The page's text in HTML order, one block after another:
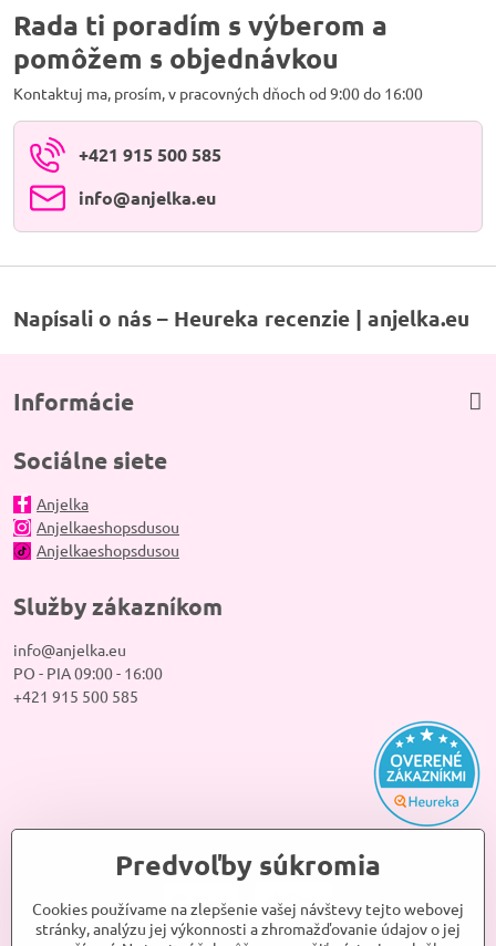
Rada ti poradím s výberom a
pomôžem s objednávkou
Kontaktuj ma, prosím, v pracovných dňoch od 9:00 do 16:00
+421 915 500 585
info​@anjelka​.eu
Napísali o nás – Heureka recenzie | anjelka.eu
Informácie
Sociálne siete
Anjelka
Anjelkaeshopsdusou
Anjelkaeshopsdusou
Služby zákazníkom
info@anjelka.eu
PO - PIA 09:00 - 16:00
+421 915 500 585
Predvoľby súkromia
Cookies používame na zlepšenie vašej návštevy tejto webovej
stránky, analýzu jej výkonnosti a zhromažďovanie údajov o jej